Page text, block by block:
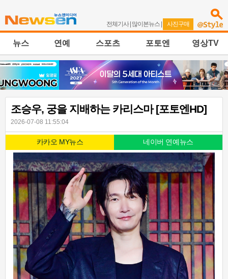
전체기사| 많이본뉴스 | 사진구매
뉴스 연예 스포츠 포토엔 영상TV
조승우, 궁을 지배하는 카리스마 [포토엔HD]
2026-07-08 11:55:04
카카오 MY뉴스 네이버 연예뉴스